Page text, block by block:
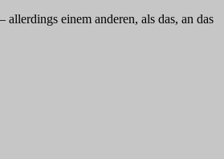
einem anderen, als das, an das